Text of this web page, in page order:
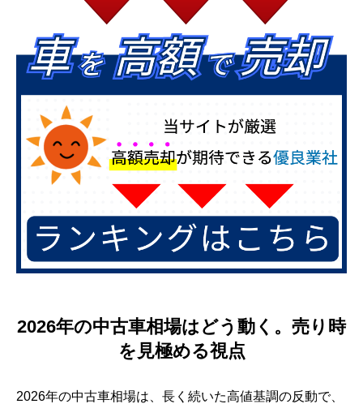
2026年の中古車相場はどう動く。売り時
を見極める視点
2026年の中古車相場は、長く続いた高値基調の反動で、